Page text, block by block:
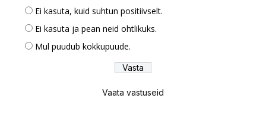
Ei kasuta, kuid suhtun positiivselt.
Ei kasuta ja pean neid ohtlikuks.
Mul puudub kokkupuude.
Vaata vastuseid